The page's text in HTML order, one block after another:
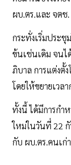
ผบ.ตร.และ จตช
กระทั่งเริ่มประชุ
ข้นเช่นเดิม จนไ
ภิบาล การแต่งตั้
โดยให้ขยายเวล
ทั้งนี้ ได้มีการกำ
ใหม่ในวันที่ 22
กับ ผบ.ตร.คนเก่